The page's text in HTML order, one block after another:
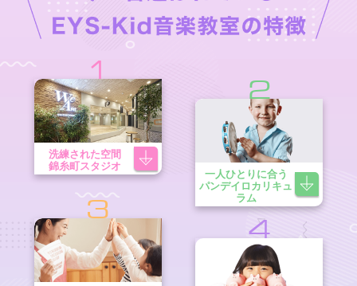
1
洗練された空間
錦糸町スタジオ
2
一人ひとりに合う
パンデイロカリキュ
ラム
3
4